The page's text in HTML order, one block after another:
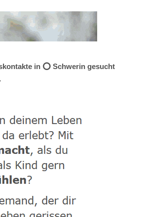
in ⭕ Schwerin gesucht